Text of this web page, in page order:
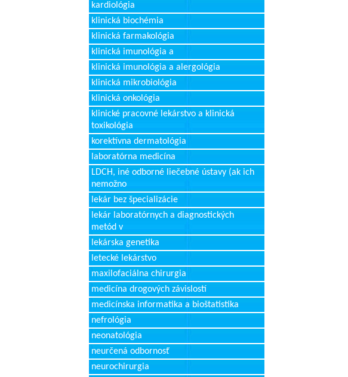
kardiológia
klinická biochémia
klinická farmakológia
klinická imunológia a
klinická imunológia a alergológia
klinická mikrobiológia
klinická onkológia
klinické pracovné lekárstvo a klinická
toxikológia
korektívna dermatológia
laboratórna medicína
LDCH, iné odborné liečebné ústavy (ak ich
nemožno
lekár bez špecializácie
lekár laboratórnych a diagnostických
metód v
lekárska genetika
letecké lekárstvo
maxilofaciálna chirurgia
medicína drogových závislostí
medicínska informatika a bioštatistika
nefrológia
neonatológia
neurčená odbornosť
neurochirurgia